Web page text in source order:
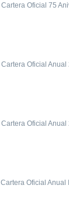
Cartera Oficial 75
Cartera Oficial Anual
Cartera Oficial Anual
Cartera Oficial